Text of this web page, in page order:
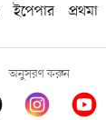
ইপেপার প্রথমা
অনুসরণ করুন